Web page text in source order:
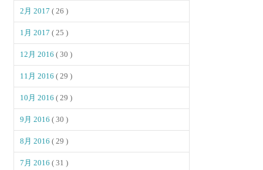
2月 2017( 26 )
1月 2017( 25 )
12月 2016( 30 )
11月 2016( 29 )
10月 2016( 29 )
9月 2016( 30 )
8月 2016( 29 )
7月 2016( 31 )